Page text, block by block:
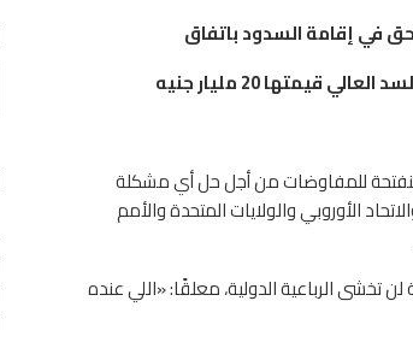
في إقامة السدود باتفاق
20 مليار جنيه
للمفاوضات من أجل حل أي مشكلة
الأوروبي والولايات المتحدة والأمم
تخشى الرباعية الدولية، معلقًا: «اللي عنده